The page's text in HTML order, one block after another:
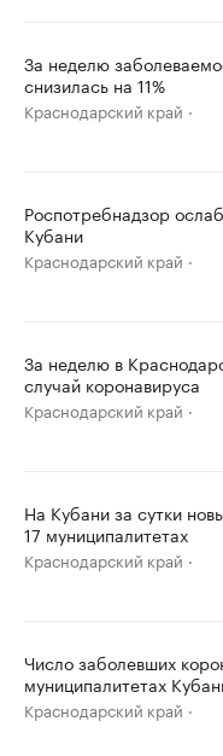
За неделю
снизилась на 11%
Краснодарский край
Роспотребнадзор
Кубани
Краснодарский край
За неделю в
случай коронавируса
Краснодарский край
На Кубани за сутки
17 муниципалитетах
Краснодарский край
Число заболевших
муниципалитетах
Краснодарский край